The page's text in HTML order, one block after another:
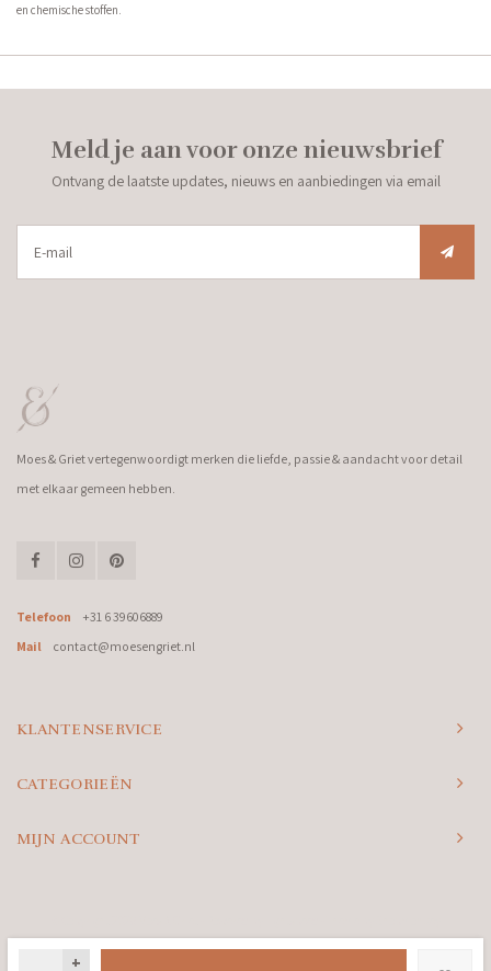
+
en chemische stoffen.
Meld je aan voor onze nieuwsbrief
Ontvang de laatste updates, nieuws en aanbiedingen via email
Moes & Griet vertegenwoordigt merken die liefde, passie & aandacht voor detail
met elkaar gemeen hebben.
Telefoon
+31 6 39606889
Mail
contact@moesengriet.nl
KLANTENSERVICE
CATEGORIEËN
MIJN ACCOUNT